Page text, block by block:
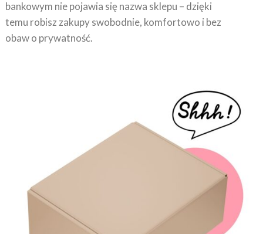
temu robisz zakupy swobodnie, komfortowo i bez
obaw o prywatność.